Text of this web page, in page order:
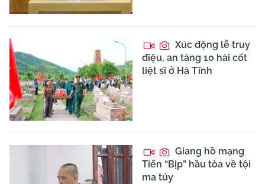
Xúc động lễ truy
điệu, an táng 10 hài cốt
liệt sĩ ở Hà Tĩnh
Giang hồ mạng
Tiến “Bịp” hầu tòa về tội
ma túy